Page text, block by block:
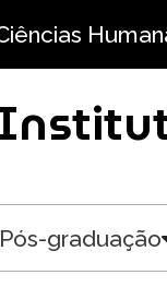
Pós-graduação